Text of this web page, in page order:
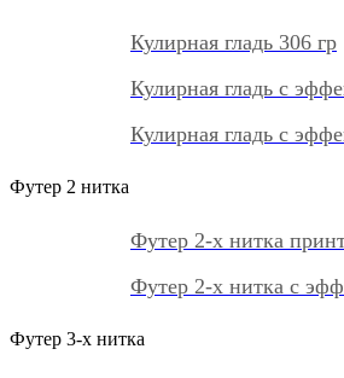
Кулирная гладь 306 гр
Кулирная гладь с
Кулирная гладь с
Футер 2 нитка
Футер 2-х нитка
Футер 2-х нитка с
Футер 3-х нитка